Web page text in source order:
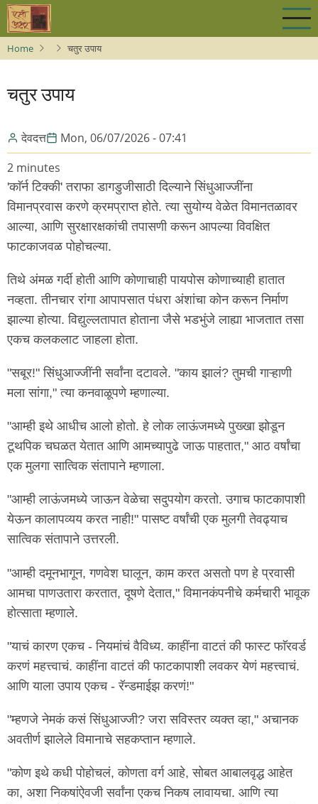
Skip
main
content
Home चतुर उपाय
चतुर उपाय
देवदत्त
Mon, 06/07/2026 - 07:41
2 minutes
'काॅर्न टिक्की' तराफा डागडुजीसाठी दिल्याने सिंधुआज्जींना
विमानप्रवास करणे क्रमप्राप्त होते. त्या सुयोग्य वेळेत विमानतळावर
आल्या, आणि सुरक्षारक्षकांची तपासणी करून आपल्या विवक्षित
फाटकाजवळ पोहोचल्या.
तिथे अंमळ गर्दी होती आणि कोणाचाही पायपोस कोणाच्याही हातात
नव्हता. तीनचार रांगा आपापसात पंधरा अंशांचा कोन करून निर्माण
झाल्या होत्या. विद्युल्लतापात होताना जैसे भडभुंजे लाह्या भाजतात तसा
एकच कलकलाट जाहला होता.
"सबूर!" सिंधुआज्जींनी सर्वांना दटावले. "काय झालं? तुमची गाऱ्हाणी
मला सांगा," त्या कनवाळूपणे म्हणाल्या.
"आम्ही इथे आधीच आलो होतो. हे लोक लाऊंजमध्ये पुख्खा झोडून
टूथपिक चघळत येतात आणि आमच्यापुढे जाऊ पाहतात," आठ वर्षांचा
एक मुलगा सात्विक संतापाने म्हणाला.
"आम्ही लाऊंजमध्ये जाऊन वेळेचा सदुपयोग करतो. उगाच फाटकापाशी
येऊन कालापव्यय करत नाही!" पासष्ट वर्षांची एक मुलगी तेवढ्याच
सात्विक संतापाने उत्तरली.
"आम्ही दमूनभागून, गणवेश घालून, काम करत असतो पण हे प्रवासी
आमचा पाणउतारा करतात, दूषणे देतात," विमानकंपनीचे कर्मचारी भावूक
होत्साता म्हणाले.
"याचं कारण एकच - नियमांचं वैविध्य. काहींना वाटतं की फास्ट फाॅरवर्ड
करणं महत्त्वाचं. काहींना वाटतं की फाटकापाशी लवकर येणं महत्त्वाचं.
आणि याला उपाय एकच - रॅन्डमाईझ करणं!"
"म्हणजे नेमकं कसं सिंधुआज्जी? जरा सविस्तर व्यक्त व्हा," अचानक
अवतीर्ण झालेले विमानाचे सहकप्तान म्हणाले.
"कोण इथे कधी पोहोचलं, कोणता वर्ग आहे, सोबत आबालवृद्ध आहेत
का, अशा निकषांऐवजी सर्वांना एकच निकष लावायचा. आणि त्या